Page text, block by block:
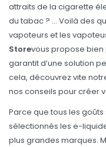
attraits de la cigarette
du tabac ? … Voilà des
vapoteurs et les
Storevous propose bien
garantit d’une solution
cela, découvrez vite
nos conseils pour créer
Parce que tous les
sélectionnés les e-
plus grandes marques.